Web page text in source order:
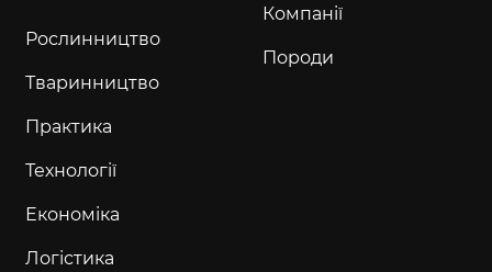
Рослинництво
Тваринництво
Практика
Технології
Економіка
Логістика
Компанії
Породи